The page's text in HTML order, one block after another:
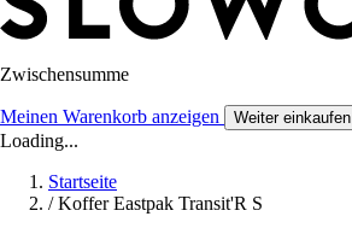
Zwischensumme
Meinen Warenkorb anzeigen Weiter einkaufen
Loading...
Startseite
/ Koffer Eastpak Transit'R S